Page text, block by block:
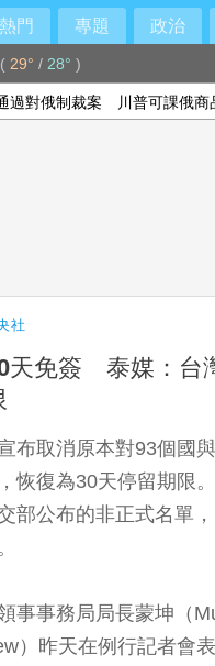
熱門 專題 政治
( 29° / 28° )
過對俄制裁案 川普可課俄商
社
天免簽 泰媒：台
布取消原本對93個國
恢復為30天停留期限
部公布的非正式名單
事事務局局長蒙坤（
）昨天在例行記者會